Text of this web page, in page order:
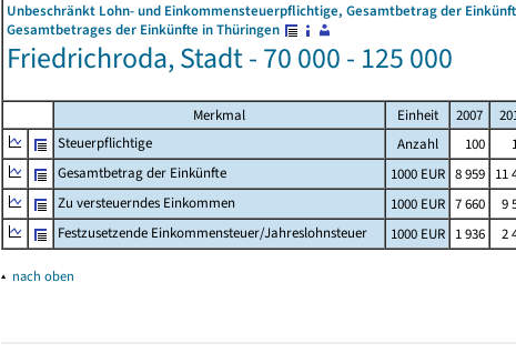
Unbeschränkt Lohn- und Einkommensteuerpflichtige, Gesamtbetrag der
Gesamtbetrages der Einkünfte in Thüringen
Friedrichroda, Stadt - 70 000 - 125 000
Merkmal Einheit 2007
Steuerpflichtige
Anzahl 100
Gesamtbetrag der Einkünfte
1000 EUR 8 959 11
Zu versteuerndes Einkommen
1000 EUR 7 660 9
Festzusetzende Einkommensteuer/Jahreslohnsteuer
1000 EUR 1 936 2
▴ nach oben